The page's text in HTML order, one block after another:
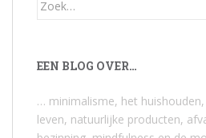
EEN BLOG OVER…
… minimalisme, het
leven, natuurlijke producten,